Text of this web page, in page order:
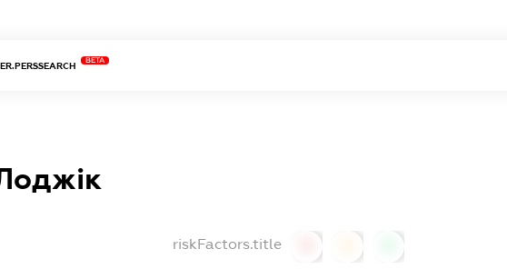
BETA
riskFactors.title